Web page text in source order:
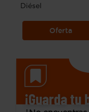
Diésel
Oferta
¡Guarda tu